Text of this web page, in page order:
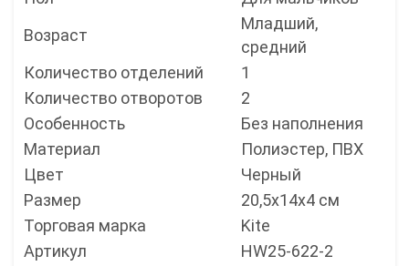
Возраст
Младший,
средний
Количество отделений
1
Количество отворотов
2
Особенность
Без наполнения
Материал
Полиэстер, ПВХ
Цвет
Черный
Размер
20,5x14x4 см
Торговая марка
Kite
Артикул
HW25-622-2